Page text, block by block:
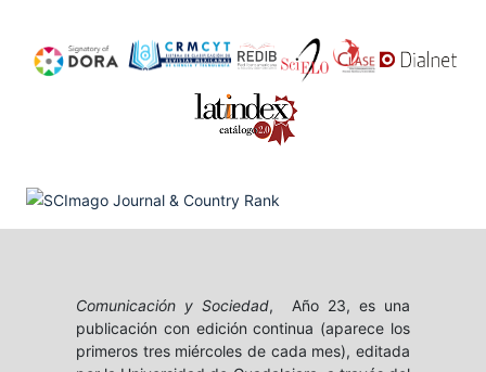
Comunicación y Sociedad, Año 23, es una
publicación con edición continua (aparece los
primeros tres miércoles de cada mes), editada